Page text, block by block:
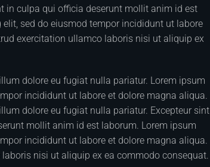
in culpa qui officia deserunt mollit anim id est
sed do eiusmod tempor incididunt ut labore
exercitation ullamco laboris nisi ut aliquip ex
dolore eu fugiat nulla pariatur. Lorem ipsum
incididunt ut labore et dolore magna aliqua.
dolore eu fugiat nulla pariatur. Excepteur sint
mollit anim id est laborum. Lorem ipsum
incididunt ut labore et dolore magna aliqua.
nisi ut aliquip ex ea commodo consequat.